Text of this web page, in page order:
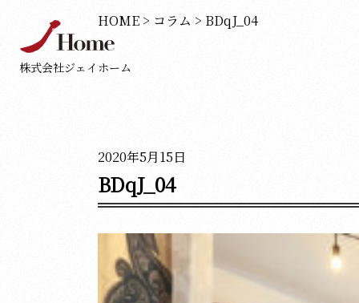
株式会社ジェイホーム
HOME > コラム > BDqJ_04
2020年5月15日
BDqJ_04